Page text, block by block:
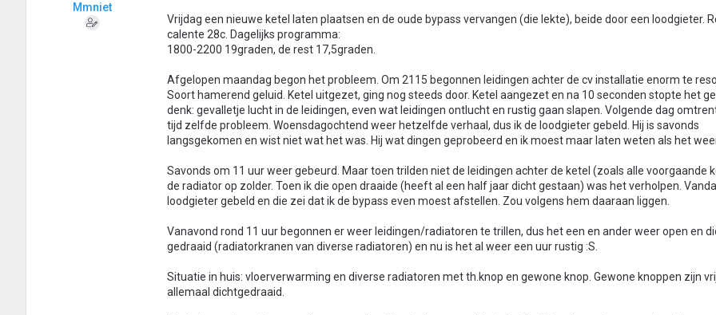
Mmniet
Vrijdag een nieuwe ketel laten plaatsen en de oude bypass vervangen (die lekte), beide door een loodgieter.
calente 28c. Dagelijks programma:
1800-2200 19graden, de rest 17,5graden.
Afgelopen maandag begon het probleem. Om 2115 begonnen leidingen achter de cv installatie enorm te
Soort hamerend geluid. Ketel uitgezet, ging nog steeds door. Ketel aangezet en na 10 seconden stopte het
denk: gevalletje lucht in de leidingen, even wat leidingen ontlucht en rustig gaan slapen. Volgende dag
tijd zelfde probleem. Woensdagochtend weer hetzelfde verhaal, dus ik de loodgieter gebeld. Hij is savonds
langsgekomen en wist niet wat het was. Hij wat dingen geprobeerd en ik moest maar laten weten als het
Savonds om 11 uur weer gebeurd. Maar toen trilden niet de leidingen achter de ketel (zoals alle voorgaande
de radiator op zolder. Toen ik die open draaide (heeft al een half jaar dicht gestaan) was het verholpen.
loodgieter gebeld en die zei dat ik de bypass even moest afstellen. Zou volgens hem daaraan liggen.
Vanavond rond 11 uur begonnen er weer leidingen/radiatoren te trillen, dus het een en ander weer open en
gedraaid (radiatorkranen van diverse radiatoren) en nu is het al weer een uur rustig :S.
Situatie in huis: vloerverwarming en diverse radiatoren met th.knop en gewone knop. Gewone knoppen zijn
allemaal dichtgedraaid.